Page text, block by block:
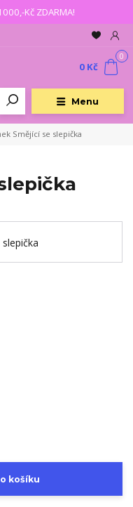
Kč ZDARMA!
Menu
0
0 Kč
Smějící se slepička
košíku